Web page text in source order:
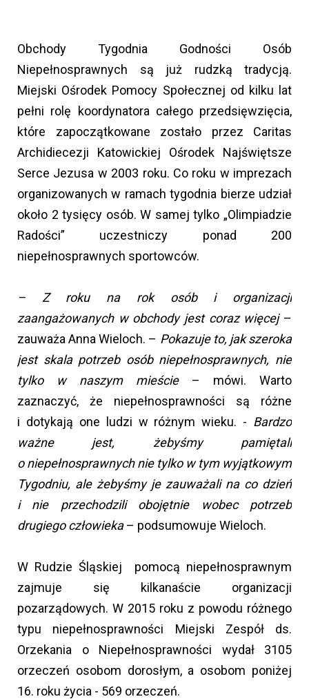
Obchody Tygodnia Godności Osób
Niepełnosprawnych są już rudzką tradycją.
Miejski Ośrodek Pomocy Społecznej od kilku lat
pełni rolę koordynatora całego przedsięwzięcia,
które zapoczątkowane zostało przez Caritas
Archidiecezji Katowickiej Ośrodek Najświętsze
Serce Jezusa w 2003 roku. Co roku w imprezach
organizowanych w ramach tygodnia bierze udział
około 2 tysięcy osób. W samej tylko „Olimpiadzie
Radości” uczestniczy ponad 200
niepełnosprawnych sportowców.
– Z roku na rok osób i organizacji
zaangażowanych w obchody jest coraz więcej –
zauważa Anna Wieloch. – Pokazuje to, jak szeroka
jest skala potrzeb osób niepełnosprawnych, nie
tylko w naszym mieście– mówi. Warto
zaznaczyć, że niepełnosprawności są różne
i dotykają one ludzi w różnym wieku. - Bardzo
ważne jest, żebyśmy pamiętali
o niepełnosprawnych nie tylko w tym wyjątkowym
Tygodniu, ale żebyśmy je zauważali na co dzień
i nie przechodzili obojętnie wobec potrzeb
drugiego człowieka– podsumowuje Wieloch.
W Rudzie Śląskiej pomocą niepełnosprawnym
zajmuje się kilkanaście organizacji
pozarządowych. W 2015 roku z powodu różnego
typu niepełnosprawności Miejski Zespół ds.
Orzekania o Niepełnosprawności wydał 3105
orzeczeń osobom dorosłym, a osobom poniżej
16. roku życia - 569 orzeczeń.